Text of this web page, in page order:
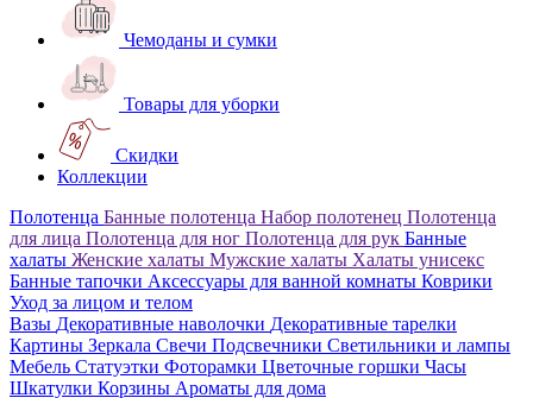
Чемоданы и сумки
Товары для уборки
Скидки
Коллекции
Полотенца Банные полотенца Набор полотенец Полотенца
для лица Полотенца для ног Полотенца для рук Банные
халаты Женские халаты Мужские халаты Халаты унисекс
Банные тапочки Аксессуары для ванной комнаты Коврики
Уход за лицом и телом
Вазы Декоративные наволочки Декоративные тарелки
Картины Зеркала Свечи Подсвечники Светильники и лампы
Мебель Статуэтки Фоторамки Цветочные горшки Часы
Шкатулки Корзины Ароматы для дома